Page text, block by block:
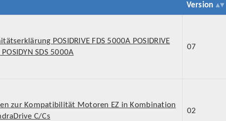
Version
POSIDRIVE FDS 5000A POSIDRIVE
SDS 5000A
07
zur Kompatibilität Motoren EZ in Kombination
C/Cs
02